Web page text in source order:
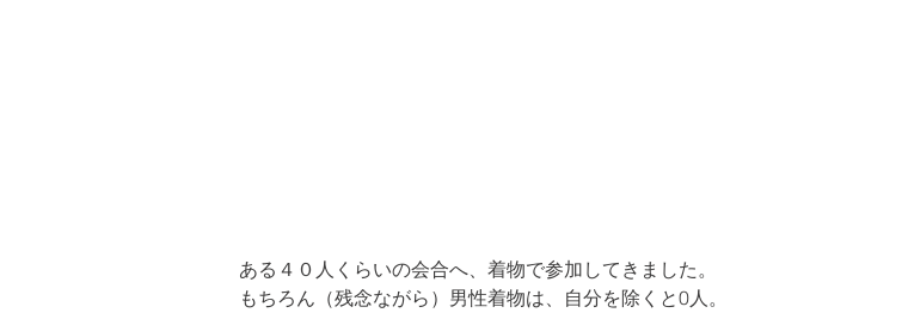
ある４０人くらいの会合へ、着物で参加してきました。
もちろん（残念ながら）男性着物は、自分を除くと0人。